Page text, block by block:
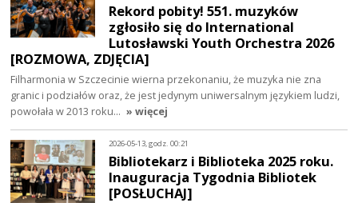
Rekord pobity! 551. muzyków
zgłosiło się do International
Lutosławski Youth Orchestra 2026
[ROZMOWA, ZDJĘCIA]
Filharmonia w Szczecinie wierna przekonaniu, że muzyka nie zna
granic i podziałów oraz, że jest jedynym uniwersalnym językiem ludzi,
powołała w 2013 roku… » więcej
2026-05-13, godz. 00:21
Bibliotekarz i Biblioteka 2025 roku.
Inauguracja Tygodnia Bibliotek
[POSŁUCHAJ]